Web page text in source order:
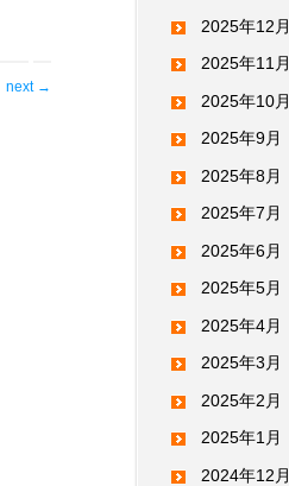
next →
2025年12月
2025年11月
2025年10月
2025年9月
2025年8月
2025年7月
2025年6月
2025年5月
2025年4月
2025年3月
2025年2月
2025年1月
2024年12月